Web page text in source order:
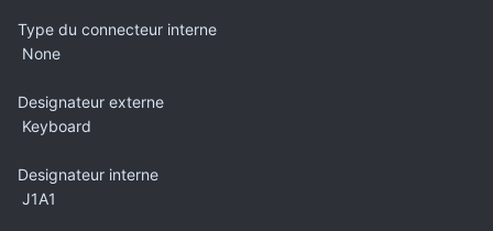
Type du connecteur interne
None
Designateur externe
Keyboard
Designateur interne
J1A1